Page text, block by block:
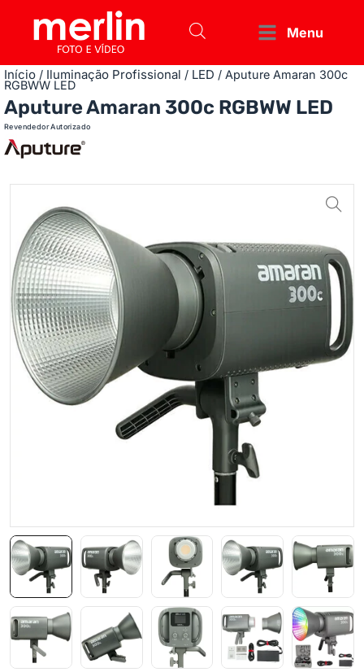
Menu
Início / Iluminação Profissional / LED / Aputure Amaran 300c
RGBWW LED
Aputure Amaran 300c RGBWW LED
Revendedor Autorizado